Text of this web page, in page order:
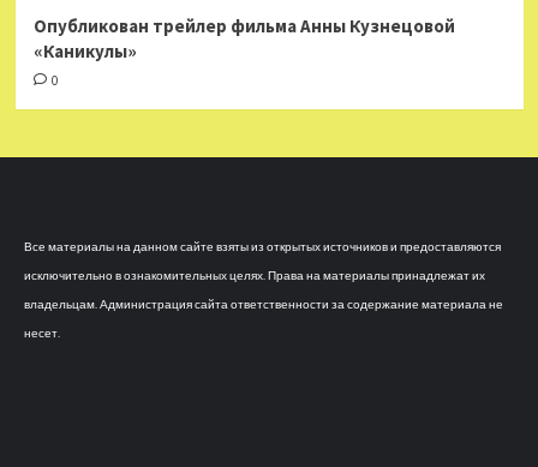
Опубликован трейлер фильма Анны Кузнецовой
«Каникулы»
0
Все материалы на данном сайте взяты из открытых источников и предоставляются
исключительно в ознакомительных целях. Права на материалы принадлежат их
владельцам. Администрация сайта ответственности за содержание материала не
несет.